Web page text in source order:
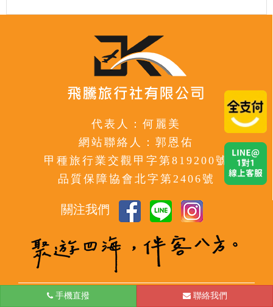
代表人：何麗美
網站聯絡人：郭恩佑
甲種旅行業交觀甲字第819200號
品質保障協會北字第2406號
關注我們
手機直撥
台北 聯絡我們